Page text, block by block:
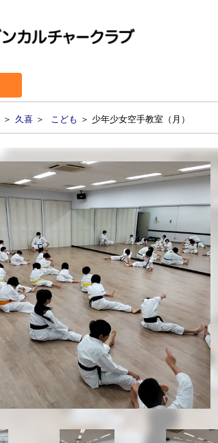
＞ 久喜 ＞ こども ＞ 少年少女空手教室（月）